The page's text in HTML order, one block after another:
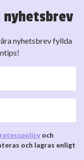
nyhetsbrev fyllda
och
och lagras enligt